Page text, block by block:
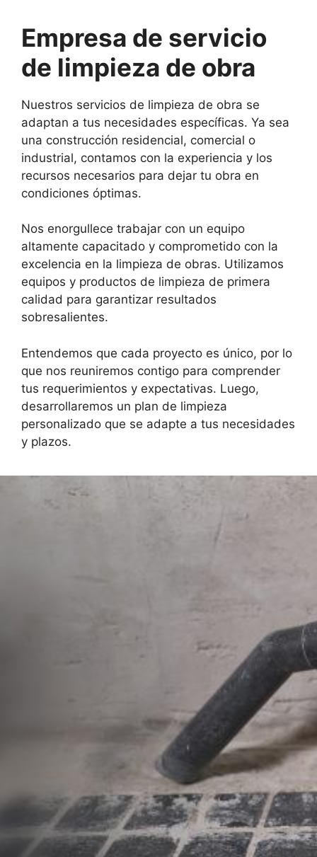
Empresa de servicio
de limpieza de obra
Nuestros servicios de limpieza de obra se
adaptan a tus necesidades específicas. Ya sea
una construcción residencial, comercial o
industrial, contamos con la experiencia y los
recursos necesarios para dejar tu obra en
condiciones óptimas.
Nos enorgullece trabajar con un equipo
altamente capacitado y comprometido con la
excelencia en la limpieza de obras. Utilizamos
equipos y productos de limpieza de primera
calidad para garantizar resultados
sobresalientes.
Entendemos que cada proyecto es único, por lo
que nos reuniremos contigo para comprender
tus requerimientos y expectativas. Luego,
desarrollaremos un plan de limpieza
personalizado que se adapte a tus necesidades
y plazos.